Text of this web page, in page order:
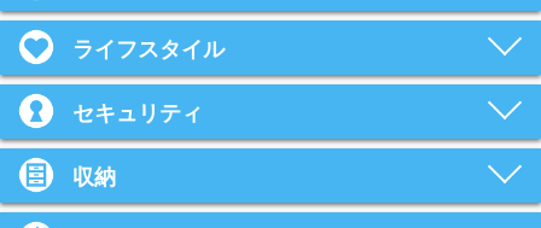
ライフスタイル
セキュリティ
収納